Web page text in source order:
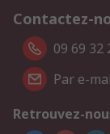
Contactez-
09 69 32
Par e-
Retrouvez-